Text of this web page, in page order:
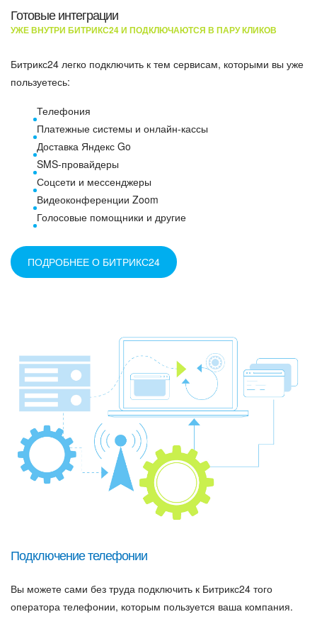
Платежные системы
Мессенджеры
REST API
Готовые интеграции
УЖЕ ВНУТРИ БИТРИКС24 И ПОДКЛЮЧАЮТСЯ В ПАРУ КЛИКОВ
Битрикс24 легко подключить к тем сервисам, которыми вы уже
пользуетесь:
Телефония
Платежные системы и онлайн-кассы
Доставка Яндекс Go
SMS-провайдеры
Соцсети и мессенджеры
Видеоконференции Zoom
Голосовые помощники и другие
ПОДРОБНЕЕ О БИТРИКС24
Подключение телефонии
Вы можете сами без труда подключить к Битрикс24 того
оператора телефонии, которым пользуется ваша компания.